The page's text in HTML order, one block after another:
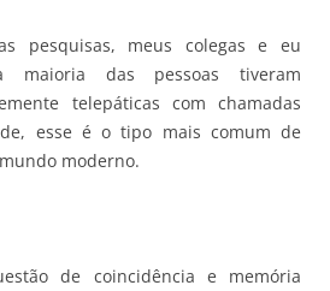
pesquisas, meus colegas e eu
maioria das pessoas tiveram
telepáticas com chamadas
esse é o tipo mais comum de
moderno.
de coincidência e memória